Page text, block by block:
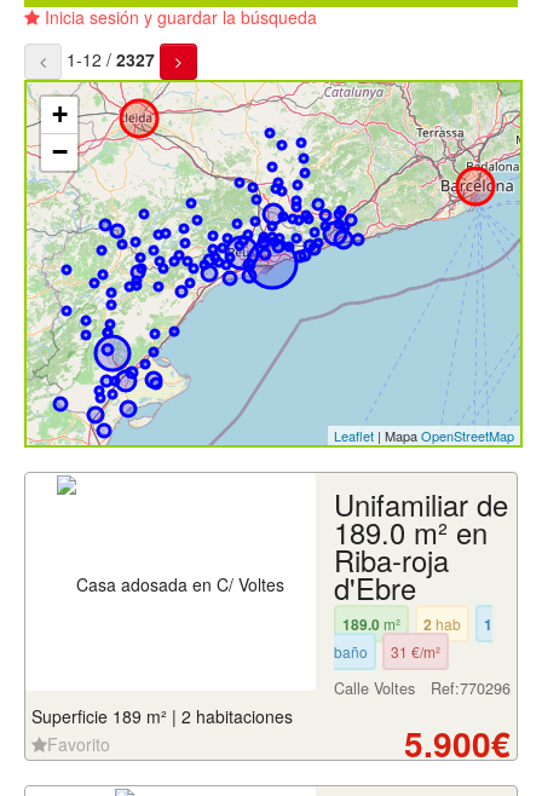
Inicia sesión y guardar la búsqueda
1-12 / 2327
+
−
Leaflet | MapaOpenStreetMap
Unifamiliar de
189.0 m² en
Riba-roja
d'Ebre
189.0m² 2 hab 1
baño 31 €/m²
Ref:770296
Calle Voltes
Superficie 189 m² | 2 habitaciones
Favorito
5.900€